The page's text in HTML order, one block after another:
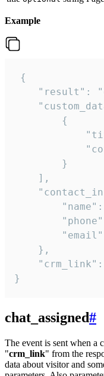
Example
{
"result":
        {
        }
    ],
    },
}
chat_assigned#
The event is sent when a
"crm_link" from the
data about visitor and